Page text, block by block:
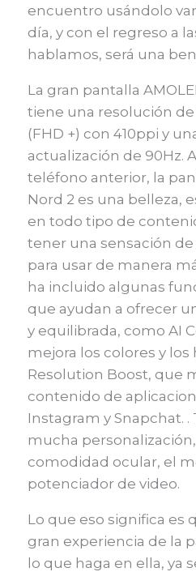
encuentro usándolo
día, y con el regreso a
hablamos, será una
La gran pantalla
tiene una resolución de
(FHD +) con 410ppi y
actualización de 90Hz.
teléfono anterior, la
Nord 2 es una belleza,
en todo tipo de
tener una sensación de
para usar de manera
ha incluido algunas
que ayudan a ofrecer
y equilibrada, como AI
mejora los colores y los
Resolution Boost, que
contenido de
Instagram y Snapchat.
mucha
comodidad ocular, el
potenciador de video.
Lo que eso significa es
gran experiencia de la
lo que haga en ella, ya